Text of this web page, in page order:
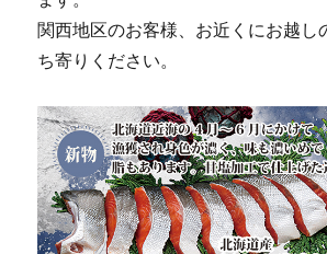
関西地区のお客様、お近くにお越し
ち寄りください。